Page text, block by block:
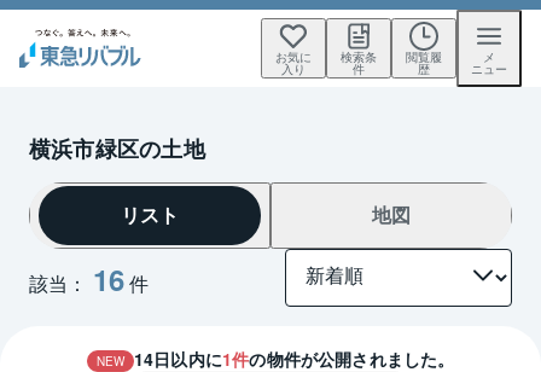
お気に
入り
検索条
件
閲覧履
歴
メ
ニュー
横浜市緑区の土地
該当： 16件
リスト 地図
NEW 14日以内に1件の物件が公開されました。